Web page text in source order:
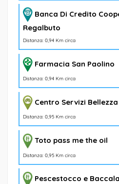
Banca Di Credito
Regalbuto
Distanza: 0,94 Km circa
Farmacia San Paolino
Distanza: 0,94 Km circa
Centro Servizi
Distanza: 0,95 Km circa
Toto pass me the oil
Distanza: 0,95 Km circa
Pescestocco e